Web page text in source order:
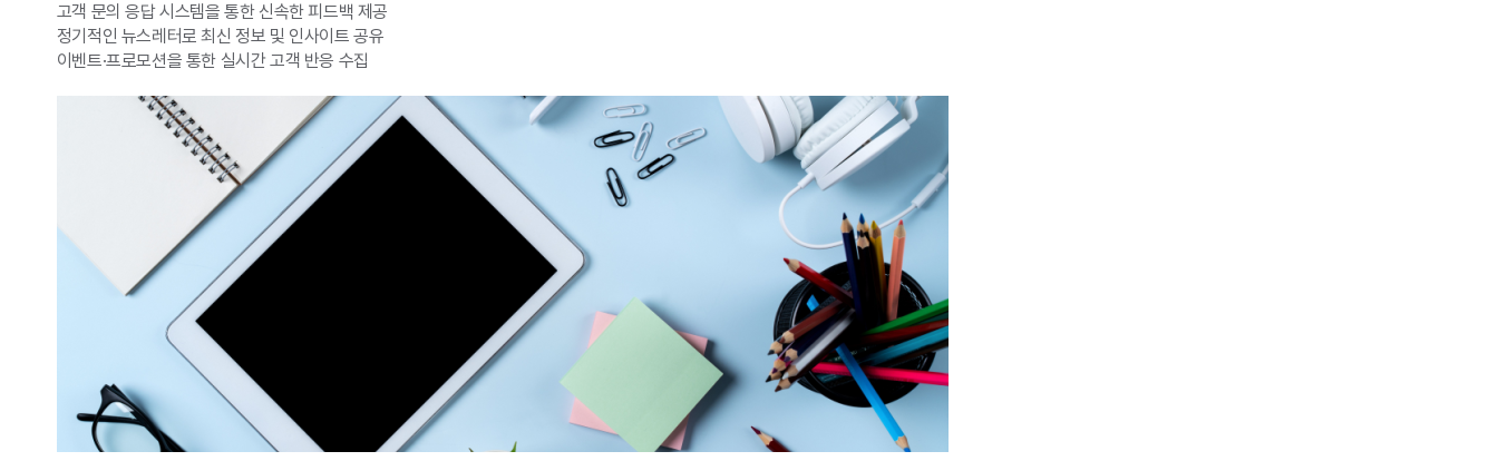
고객 문의 응답 시스템을 통한 신속한 피드백 제공
정기적인 뉴스레터로 최신 정보 및 인사이트 공유
이벤트·프로모션을 통한 실시간 고객 반응 수집